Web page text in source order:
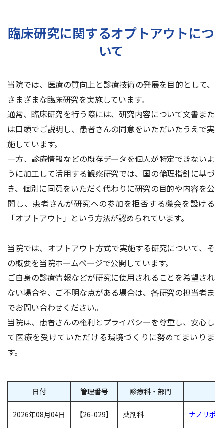
臨床研究に関するオプトアウトにつ
いて
当院では、医療の質向上と診療技術の発展を目的として、
さまざまな臨床研究を実施しています。
通常、臨床研究を行う際には、研究内容について文書また
は口頭でご説明し、患者さんの同意をいただいたうえで実
施しています。
一方、診療情報などの既存データを個人が特定できないよ
うに加工して活用する観察研究では、国の倫理指針に基づ
き、個別に同意をいただく代わりに研究の目的や内容を公
開し、患者さんが研究への参加を拒否する機会を設ける
「オプトアウト」という方法が認められています。
当院では、オプトアウト方式で実施する研究について、そ
の概要を当院ホームページで公開しています。
ご自身の診療情報などが研究に使用されることを希望され
ない場合や、ご不明な点がある場合は、各研究の担当者ま
でお問い合わせください。
当院は、患者さんの権利とプライバシーを尊重し、安心し
て医療を受けていただける環境づくりに努めてまいりま
す。
日付 管理番号 診療科・部門
2026年08月04日 【26-029】 薬剤科 ナノリポ